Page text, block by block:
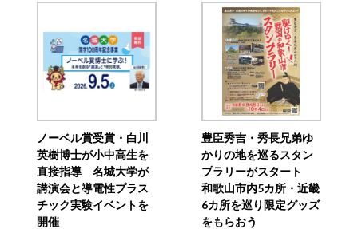
ノーベル賞受賞・白川
英樹博士が小中高生を
直接指導 名城大学が
講演会と導電性プラス
チック実験イベントを
開催
豊臣秀吉・秀長兄弟ゆ
かりの地を巡るスタン
プラリーがスタート
和歌山市内5カ所・近畿
6カ所を巡り限定グッズ
をもらおう